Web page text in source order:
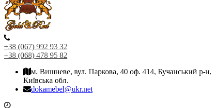
+38 (067) 992 93 32
+38 (068) 478 95 82
м. Вишневе, вул. Паркова, 40 оф. 414, Бучанський р-н,
Київська обл.
dokamebel@ukr.net